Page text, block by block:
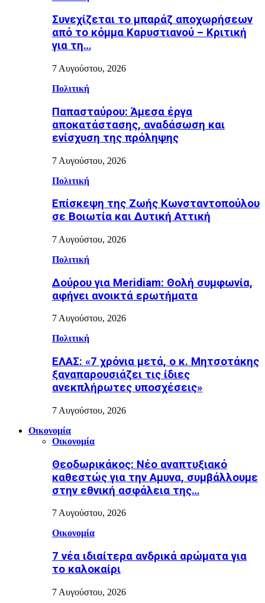
Συνεχίζεται το μπαράζ αποχωρήσεων
από το κόμμα Καρυστιανού – Κριτική
για τη…
7 Αυγούστου, 2026
Πολιτική
Παπασταύρου: Άμεσα έργα
αποκατάστασης, αναδάσωση και
ενίσχυση της πρόληψης
7 Αυγούστου, 2026
Πολιτική
Επίσκεψη της Ζωής Κωνσταντοπούλου
σε Βοιωτία και Δυτική Αττική
7 Αυγούστου, 2026
Πολιτική
Δούρου για Meridiam: Θολή συμφωνία,
αφήνει ανοικτά ερωτήματα
7 Αυγούστου, 2026
Πολιτική
ΕΛΑΣ: «7 χρόνια μετά, ο κ. Μητσοτάκης
ξαναπαρουσιάζει τις ίδιες
ανεκπλήρωτες υποσχέσεις»
7 Αυγούστου, 2026
Οικονομία
Οικονομία
Θεοδωρικάκος: Νέο αναπτυξιακό
καθεστώς για την Αμυνα, συμβάλλουμε
στην εθνική ασφάλεια της…
7 Αυγούστου, 2026
Οικονομία
7 νέα ιδιαίτερα ανδρικά αρώματα για
το καλοκαίρι
7 Αυγούστου, 2026